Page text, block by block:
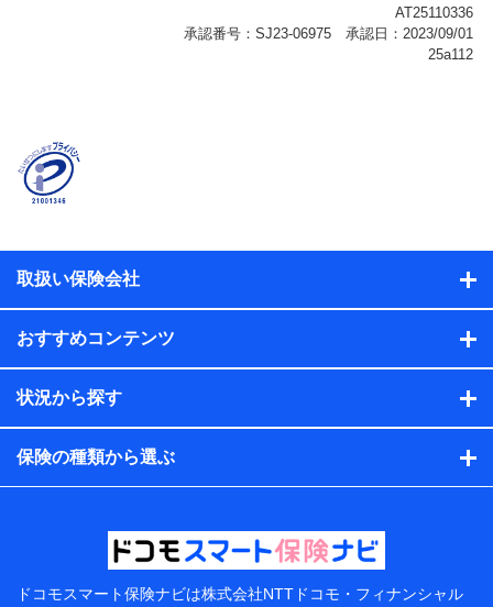
に関する情報、アンケートの回答に関する情報などが含
名、住所、生年月日、性別、保険契約者と被保険者の関
係、保険加入の目的、保険商品の内容、保険料、保険料
のお支払方法、車のメーカーや走行距離などの情報、建
ル内容や送信履歴の情報及び保険の更改案内等を提供し
保険契約情報
当社または株式会社NTTドコモ・フィナンシャルグルー
プが取得し、又は保有する保険契約に関する情報。例と
して、保険契約者及び被保険者の氏名、住所、生年月
日、性別、保険契約者と被保険者の関係、保険加入の目
的、保険商品の内容、保険料、保険料のお支払方法、車
のメーカーや走行距離などの情報、建物の構造や築年数
などの情報、ペットの種類や年齢などの情報などが含ま
提供当事者から受領当事者が個人データを取得する方法
電子的・電磁的方法等
【共同して利用する者の範囲】
取扱い保険会社
おすすめコンテンツ
状況から探す
保険の種類から選ぶ
ドコモスマート保険ナビは株式会社NTTドコモ・フィナンシャル